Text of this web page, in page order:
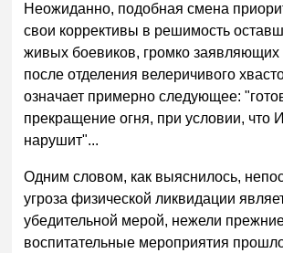
Неожиданно, подобная смена
свои коррективы в решимость
живых боевиков, громко заявляющих
после отделения велеричивого
означает примерно следующее:
прекращение огня, при условии, что
нарушит"...
Одним словом, как выяснилось,
угроза физической ликвидации
убедительной мерой, нежели
воспитательные мероприятия